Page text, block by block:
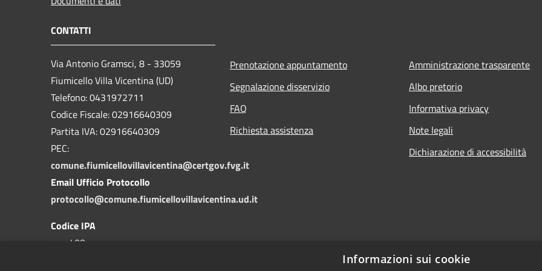
CONTATTI
Via Antonio Gramsci, 8 - 33059
Fiumicello Villa Vicentina (UD)
Telefono: 0431972711
Codice Fiscale: 02916640309
Partita IVA: 02916640309
PEC:
comune.fiumicellovillavicentina@certgov.fvg.it
Email Ufficio Protocollo
protocollo@comune.fiumicellovillavicentina.ud.it
Codice IPA
c_m400
Prenotazione appuntamento
Segnalazione disservizio
FAQ
Richiesta assistenza
Amministrazione trasparente
Albo pretorio
Informativa privacy
Note legali
Dichiarazione di accessibilità
Informazioni sui cookie